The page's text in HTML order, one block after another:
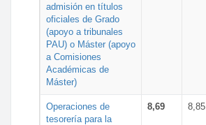
admisión en títulos
oficiales de Grado
(apoyo a tribunales
PAU) o Máster (apoyo
a Comisiones
Académicas de
Máster)
Operaciones de
tesorería para la
8,69 8,85